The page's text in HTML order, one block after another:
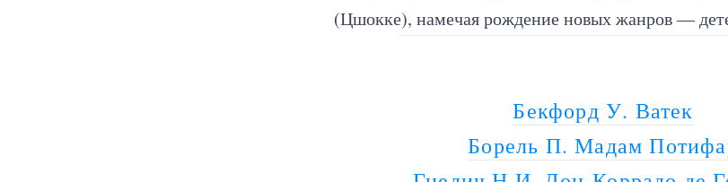
(Цшокке), намечая рождение новых жанров —
Бекфорд У. Ватек
Борель П. Мадам